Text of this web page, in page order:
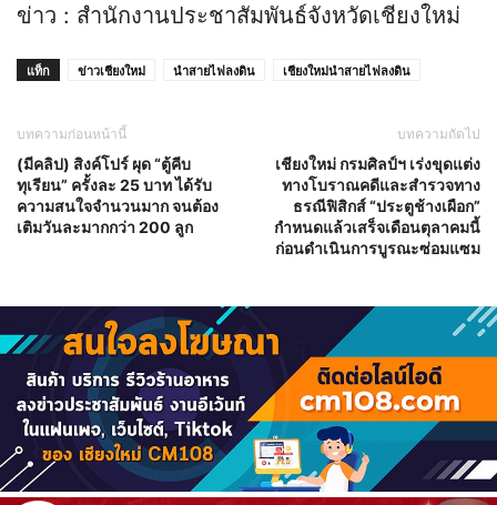
ข่าว : สำนักงานประชาสัมพันธ์จังหวัดเชียงใหม่
แท็ก ข่าวเชียงใหม่ นำสายไฟลงดิน เชียงใหม่นำสายไฟลงดิน
บทความก่อนหน้านี้
(มีคลิป) สิงค์โปร์ ผุด “ตู้คีบ
ทุเรียน” ครั้งละ 25 บาท ได้รับ
ความสนใจจำนวนมาก จนต้อง
เติมวันละมากกว่า 200 ลูก
บทความถัดไป
เชียงใหม่ กรมศิลป์ฯ เร่งขุดแต่ง
ทางโบราณคดีและสำรวจทาง
ธรณีฟิสิกส์ “ประตูช้างเผือก”
กำหนดแล้วเสร็จเดือนตุลาคมนี้
ก่อนดำเนินการบูรณะซ่อมแซม